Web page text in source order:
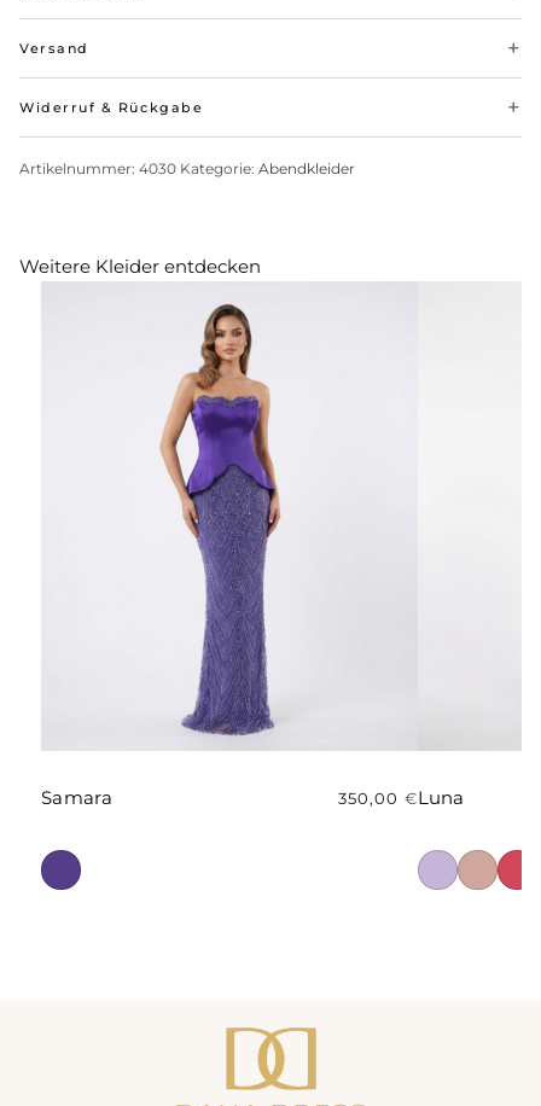
Versand
Widerruf & Rückgabe
Artikelnummer: 4030 Kategorie: Abendkleider
Weitere Kleider entdecken
Samara 350,00 €Luna